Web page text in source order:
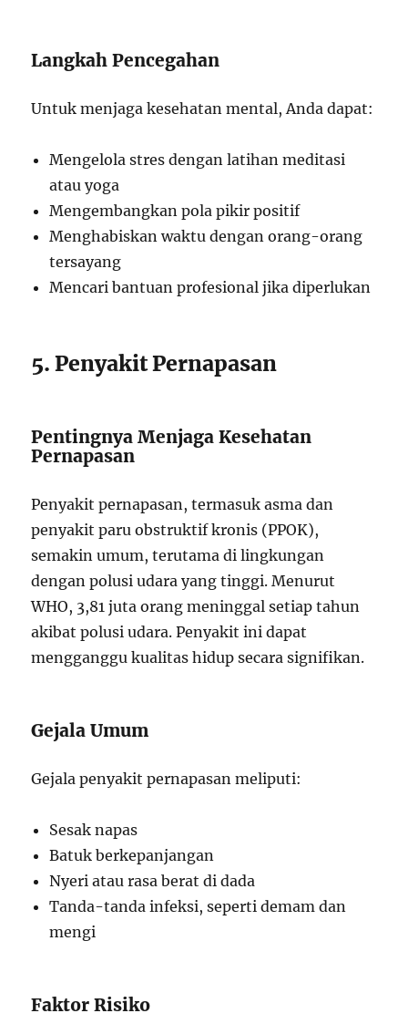
Langkah Pencegahan
Untuk menjaga kesehatan mental, Anda dapat:
Mengelola stres dengan latihan meditasi
atau yoga
Mengembangkan pola pikir positif
Menghabiskan waktu dengan orang-orang
tersayang
Mencari bantuan profesional jika diperlukan
5. Penyakit Pernapasan
Pentingnya Menjaga Kesehatan
Pernapasan
Penyakit pernapasan, termasuk asma dan
penyakit paru obstruktif kronis (PPOK),
semakin umum, terutama di lingkungan
dengan polusi udara yang tinggi. Menurut
WHO, 3,81 juta orang meninggal setiap tahun
akibat polusi udara. Penyakit ini dapat
mengganggu kualitas hidup secara signifikan.
Gejala Umum
Gejala penyakit pernapasan meliputi:
Sesak napas
Batuk berkepanjangan
Nyeri atau rasa berat di dada
Tanda-tanda infeksi, seperti demam dan
mengi
Faktor Risiko